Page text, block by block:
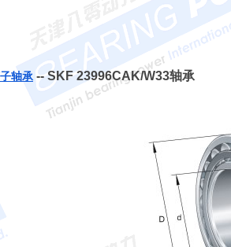
轴承 -- SKF 23996CAK/W33轴承